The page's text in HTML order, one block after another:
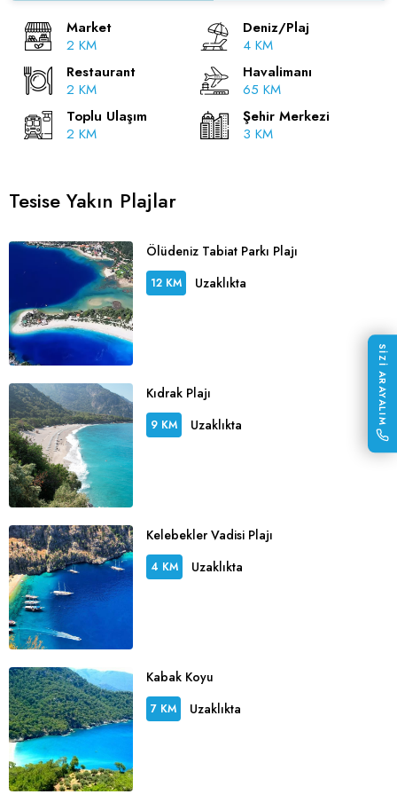
Market
2 KM
Deniz/Plaj
4 KM
Restaurant
2 KM
Havalimanı
65 KM
Toplu Ulaşım
2 KM
Şehir Merkezi
3 KM
Tesise Yakın Plajlar
Ölüdeniz Tabiat Parkı Plajı
12 KM Uzaklıkta
Kıdrak Plajı
9 KM Uzaklıkta
Kelebekler Vadisi Plajı
4 KM Uzaklıkta
Kabak Koyu
7 KM Uzaklıkta
SİZİ ARAYALIM